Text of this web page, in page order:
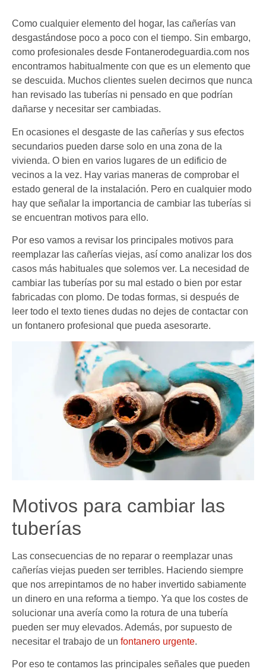
Como cualquier elemento del hogar, las cañerías van
desgastándose poco a poco con el tiempo. Sin embargo,
como profesionales desde Fontanerodeguardia.com nos
encontramos habitualmente con que es un elemento que
se descuida. Muchos clientes suelen decirnos que nunca
han revisado las tuberías ni pensado en que podrían
dañarse y necesitar ser cambiadas.
En ocasiones el desgaste de las cañerías y sus efectos
secundarios pueden darse solo en una zona de la
vivienda. O bien en varios lugares de un edificio de
vecinos a la vez. Hay varias maneras de comprobar el
estado general de la instalación. Pero en cualquier modo
hay que señalar la importancia de cambiar las tuberías si
se encuentran motivos para ello.
Por eso vamos a revisar los principales motivos para
reemplazar las cañerías viejas, así como analizar los dos
casos más habituales que solemos ver. La necesidad de
cambiar las tuberías por su mal estado o bien por estar
fabricadas con plomo. De todas formas, si después de
leer todo el texto tienes dudas no dejes de contactar con
un fontanero profesional que pueda asesorarte.
Motivos para cambiar las
tuberías
Las consecuencias de no reparar o reemplazar unas
cañerías viejas pueden ser terribles. Haciendo siempre
que nos arrepintamos de no haber invertido sabiamente
un dinero en una reforma a tiempo. Ya que los costes de
solucionar una avería como la rotura de una tubería
pueden ser muy elevados. Además, por supuesto de
necesitar el trabajo de un fontanero urgente.
Por eso te contamos las principales señales que pueden